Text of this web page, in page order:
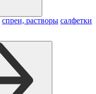
спреи, растворы салфетки